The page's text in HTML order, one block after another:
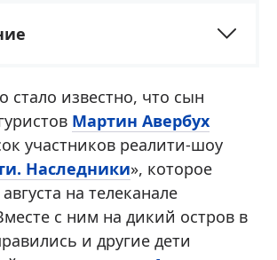
стало известно, что сын
Мартин Авербух
участников реалити-шоу
Наследники», которое
на телеканале
с ним на дикий остров в
и другие дети